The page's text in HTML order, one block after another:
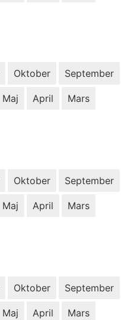
Oktober September
Maj April Mars
Oktober September
Maj April Mars
Oktober September
Maj April Mars